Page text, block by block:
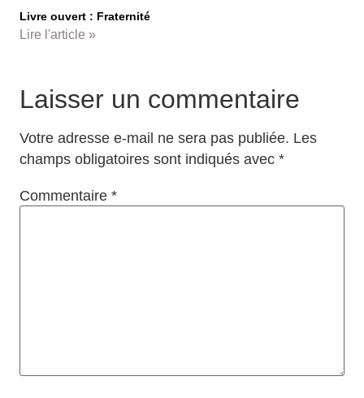
Livre ouvert : Fraternité
Lire l'article »
Laisser un commentaire
Votre adresse e-mail ne sera pas publiée. Les
champs obligatoires sont indiqués avec *
Commentaire *